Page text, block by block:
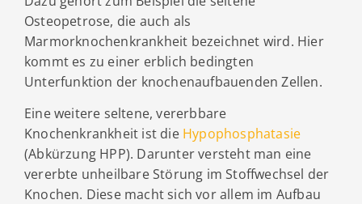
Osteopetrose, die auch als
Marmorknochenkrankheit bezeichnet wird. Hier
kommt es zu einer erblich bedingten
Unterfunktion der knochenaufbauenden Zellen.
Eine weitere seltene, vererbbare
Knochenkrankheit ist die Hypophosphatasie
(Abkürzung HPP). Darunter versteht man eine
vererbte unheilbare Störung im Stoffwechsel der
Knochen. Diese macht sich vor allem im Aufbau